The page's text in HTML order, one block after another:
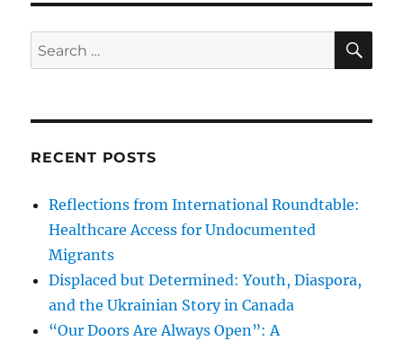
Search
for:
RECENT POSTS
Reflections from International Roundtable:
Healthcare Access for Undocumented
Migrants
Displaced but Determined: Youth, Diaspora,
and the Ukrainian Story in Canada
“Our Doors Are Always Open”: A